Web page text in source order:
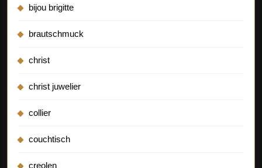
bijou brigitte
brautschmuck
christ
christ juwelier
collier
couchtisch
creolen